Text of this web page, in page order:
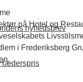
nyhedsbrev
på Hotel og
i Frederiksberg